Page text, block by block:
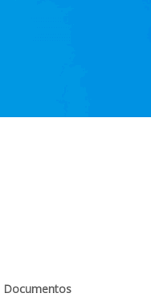
Documentos